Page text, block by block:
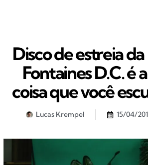
Disco de estreia
Fontaines D.C. é
coisa que você
Lucas Krempel 15/04/